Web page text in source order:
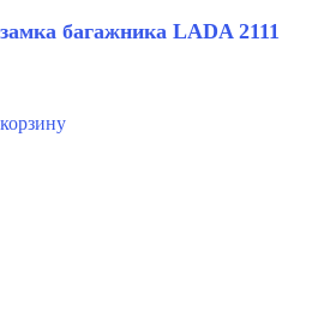
багажника LADA 2111